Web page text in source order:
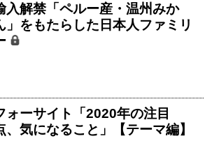
入解禁「ペルー産・温州みか
」をもたらした日本人ファミリ
ォーサイト「2020年の注目
、気になること」【テーマ編】